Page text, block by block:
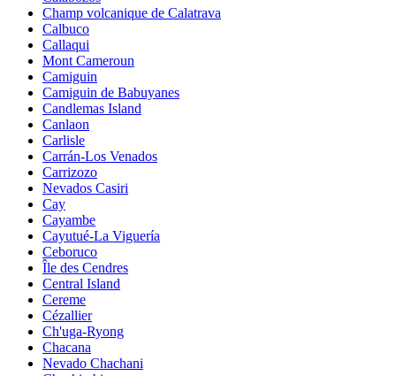
Champ volcanique de Calatrava
Calbuco
Callaqui
Mont Cameroun
Camiguin
Camiguin de Babuyanes
Candlemas Island
Canlaon
Carlisle
Carrán-Los Venados
Carrizozo
Nevados Casiri
Cay
Cayambe
Cayutué-La Viguería
Ceboruco
Île des Cendres
Central Island
Cereme
Cézallier
Ch'uga-Ryong
Chacana
Nevado Chachani